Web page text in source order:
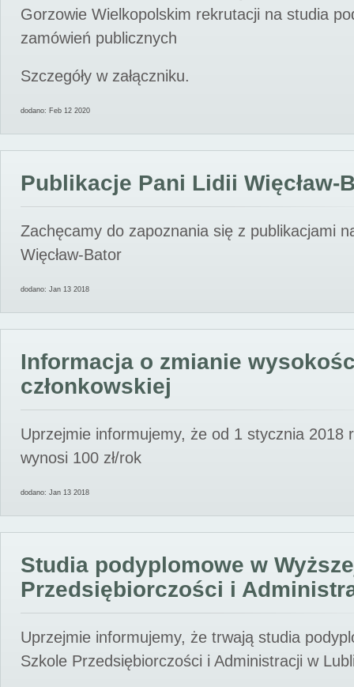
Gorzowie Wielkopolskim rekrutacji na studia
zamówień publicznych
Szczegóły w załączniku.
dodano: Feb 12 2020
Publikacje Pani Lidii Więcław-
Zachęcamy do zapoznania się z publikacjami
Więcław-Bator
dodano: Jan 13 2018
Informacja o zmianie
członkowskiej
Uprzejmie informujemy, że od 1 stycznia 2018
wynosi 100 zł/rok
dodano: Jan 13 2018
Studia podyplomowe w
Przedsiębiorczości i
Uprzejmie informujemy, że trwają studia
Szkole Przedsiębiorczości i Administracji w